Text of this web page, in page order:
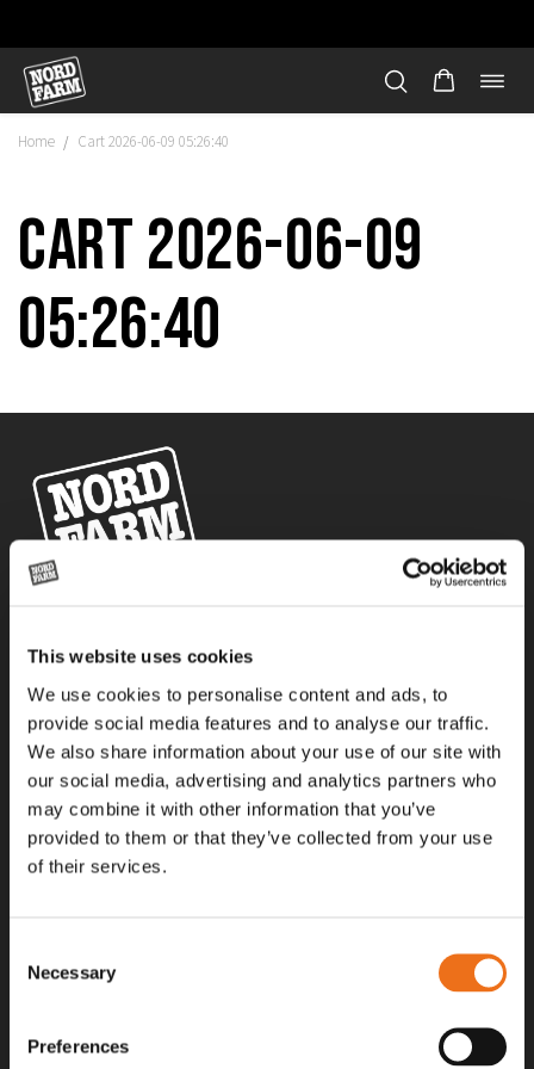
This website uses cookies
We use cookies to personalise content and ads, to
provide social media features and to analyse our traffic.
We also share information about your use of our site with
our social media, advertising and analytics partners who
may combine it with other information that you’ve
provided to them or that they’ve collected from your use
of their services.
Selection
Necessary
Preferences
Hoppa
innehåll
Home / Cart 2026-06-09 05:26:40
Cart 2026-06-09
05:26:40
gäller inte vid köp av enskild produkt, till exempel
reservdel. Kontakta din lokala återförsäljare för aktuella priser.
Surgatan 12, 602 28
Norrköping, Sweden
+46 (0)11 – 19 70 40
marknad@nordfarm.se